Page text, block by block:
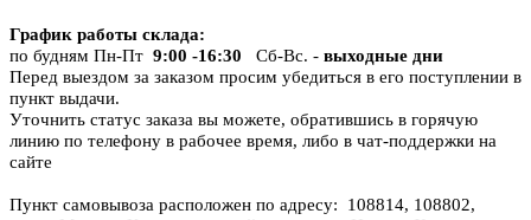
График работы склада:
по будням Пн-Пт 9:00 -16:30 Сб-Вс. - выходные дни
Перед выездом за заказом просим убедиться в его поступлении в
пункт выдачи.
Уточнить статус заказа вы можете, обратившись в горячую
линию по телефону в рабочее время, либо в чат-поддержки на
сайте
Пункт самовывоза расположен по адресу: 108814, 108802,